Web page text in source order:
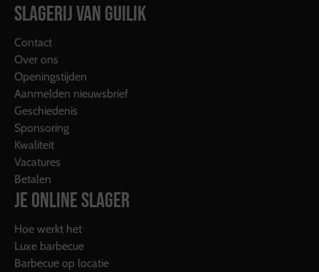
SLAGERIJ VAN GUILIK
Contact
Over ons
Openingstijden
Aanmelden nieuwsbrief
Geschiedenis
Sponsoring
Kwaliteit
Vacatures
Betalen
JE ONLINE SLAGER
Hoe werkt het
Luxe barbecue
Barbecue op locatie